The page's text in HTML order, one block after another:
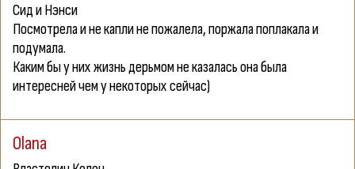
Сид и Нэнси
Посмотрела и не капли не пожалела, поржала поплакала и
подумала.
Каким бы у них жизнь дерьмом не казалась она была
интересней чем у некоторых сейчас)
Olana